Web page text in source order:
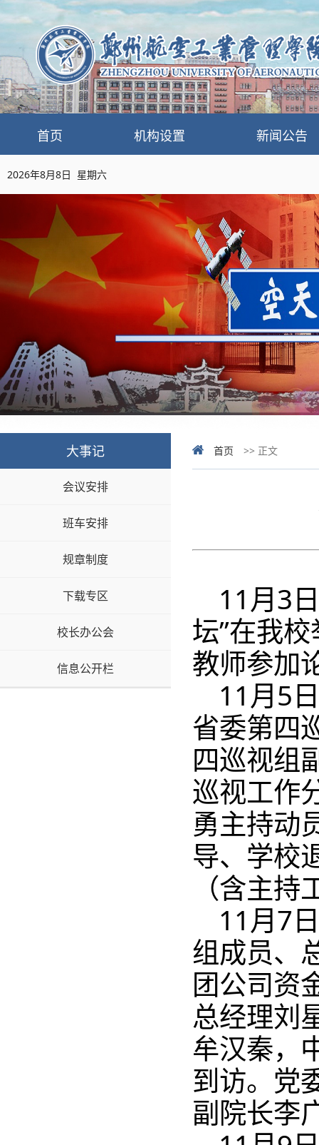
首页 机构设置 新闻公告
2026年8月8日 星期六
大事记
会议安排
班车安排
规章制度
下载专区
校长办公会
信息公开栏
首页 >> 正文
11月3
坛”在我
教师参加
11月5
省委第四
四巡视组
巡视工作
勇主持动
导、学校
（含主
11月7
组成员、
团公司资
总经理刘
牟汉秦，
到访。党
副院长李